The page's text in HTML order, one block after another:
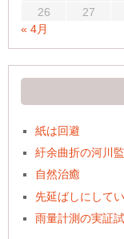
26
27
« 4月
紙は回避
紆余曲折の河川
自然治癒
先延ばしにして
雨量計測の実証